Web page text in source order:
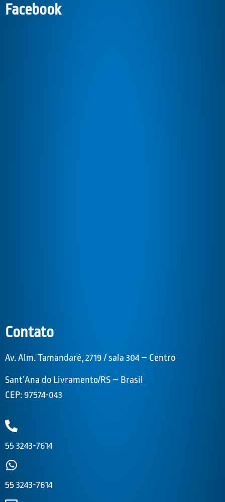
Facebook
Contato
Av. Alm. Tamandaré, 2719 / sala 304 – Centro
Sant’Ana do Livramento/RS – Brasil
CEP: 97574-043
55 3243-7614
55 3243-7614